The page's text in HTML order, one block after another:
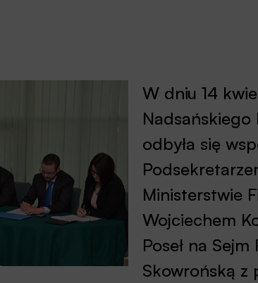
W dniu 14
Nadsańskiego
odbyła się
Ministerstwie
Wojciechem
Poseł na
Skowrońską z